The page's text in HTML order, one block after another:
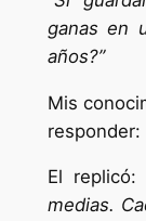
ganas en
años?”
Mis
responder:
El replicó:
medias.